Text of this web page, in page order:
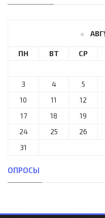
«
ПН ВТ СР
3
4 5
10
11 12
17
18 19
24
25 26
31
ОПРОСЫ